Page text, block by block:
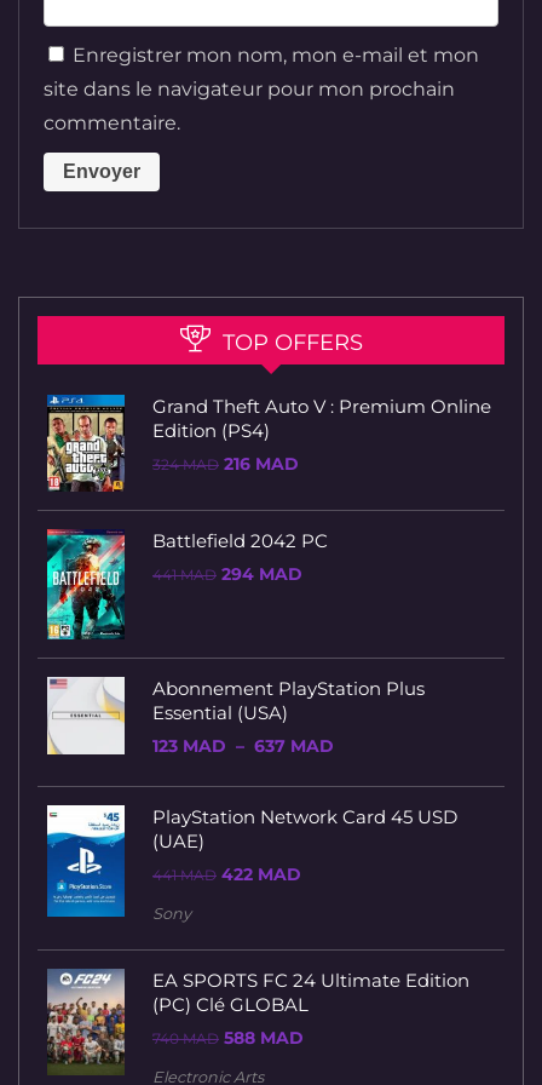
Enregistrer mon nom, mon e-mail et mon
site dans le navigateur pour mon prochain
commentaire.
TOP OFFERS
Grand Theft Auto V : Premium Online
Edition (PS4)
324MAD Le
était :
324 MAD.
216 MAD
est :
216 MAD.
Battlefield 2042 PC
441MAD Le
294 MAD
Abonnement PlayStation Plus
Essential (USA)
123 MAD – 637 MAD
à
PlayStation Network Card 45 USD
(UAE)
441MAD Le
441 MAD.
422 MAD
422 MAD.
Sony
EA SPORTS FC 24 Ultimate Edition
(PC) Clé GLOBAL
740MAD Le
initial
588 MAD
Electronic Arts